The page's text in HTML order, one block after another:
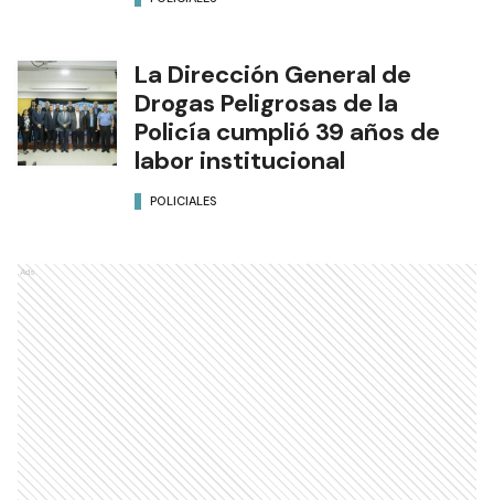
La Dirección General de
Drogas Peligrosas de la
Policía cumplió 39 años de
labor institucional
POLICIALES
Ads